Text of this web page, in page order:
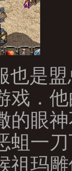
是盟
戏．
的眼
蛆一
祖玛